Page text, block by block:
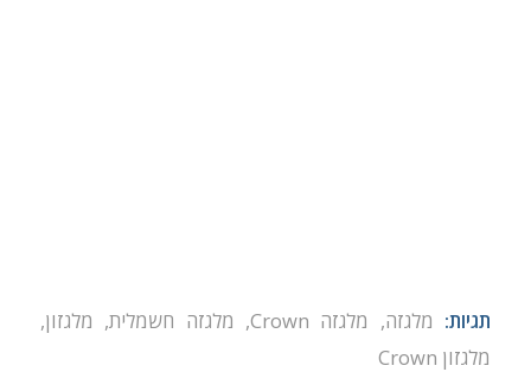
תגיות: מלגזה, מלגזה Crown , מלגזה חשמלית, מלגזון,
מלגזון Crown